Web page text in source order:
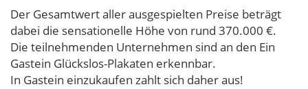
Der Gesamtwert aller ausgespielten Preise beträgt
dabei die sensationelle Höhe von rund 370.000 €.
Die teilnehmenden Unternehmen sind an den Ein
Gastein Glückslos-Plakaten erkennbar.
In Gastein einzukaufen zahlt sich daher aus!